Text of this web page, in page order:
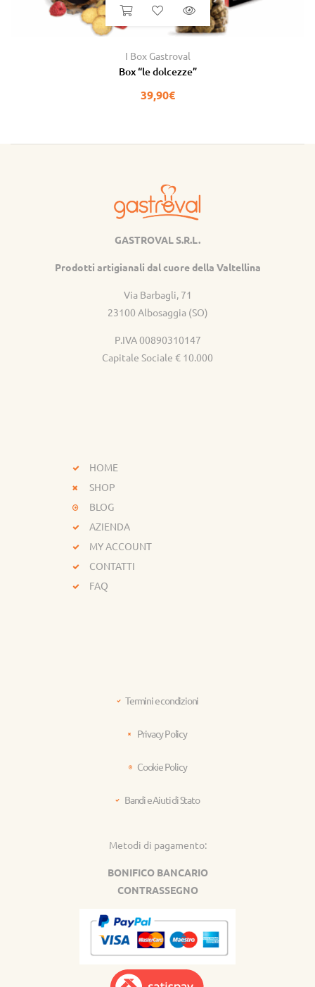
I Box Gastroval
Box “le dolcezze”
39,90€
GASTROVAL S.R.L.
Prodotti artigianali dal cuore della Valtellina
Via Barbagli, 71
23100 Albosaggia (SO)
P.IVA 00890310147
Capitale Sociale € 10.000
HOME
SHOP
BLOG
AZIENDA
MY ACCOUNT
CONTATTI
FAQ
Termini e condizioni
Privacy Policy
Cookie Policy
Bandi e Aiuti di Stato
Metodi di pagamento:
BONIFICO BANCARIO
CONTRASSEGNO